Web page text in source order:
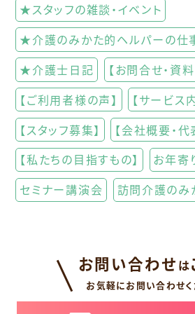
★スタッフの雑談・イベント
★介護のみかた的ヘルパーの仕
★介護士日記
【お問合せ・資
【ご利用者様の声】
【サービス
【スタッフ募集】
【会社概要・代
【私たちの目指すもの】
お年寄
セミナー講演会
訪問介護のみ
お問い合わせ は
お気軽にお問い合わせく